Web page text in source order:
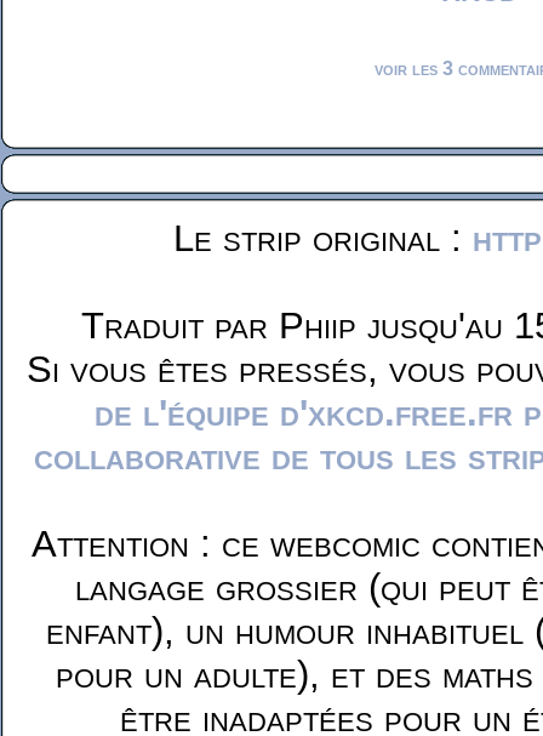
voir les 3
Le strip original :
Traduit par Phiip jusqu'au
Si vous êtes pressés, vous
de l'équipe d'xkcd.free.fr
collaborative de tous les
Attention : ce webcomic
langage grossier (qui peut
enfant), un humour inhabituel
pour un adulte), et des maths
être inadaptées pour un